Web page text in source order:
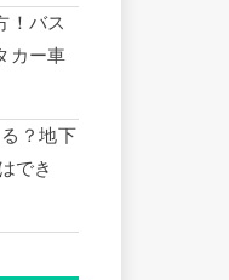
！バス
カー車
？地下
でき